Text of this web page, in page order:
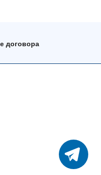
договора